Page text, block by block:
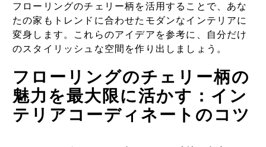
フローリングのチェリー柄を活用することで、あな
たの家もトレンドに合わせたモダンなインテリアに
変身します。これらのアイデアを参考に、自分だけ
のスタイリッシュな空間を作り出しましょう。
フローリングのチェリー柄の
魅力を最大限に活かす：イン
テリアコーディネートのコツ